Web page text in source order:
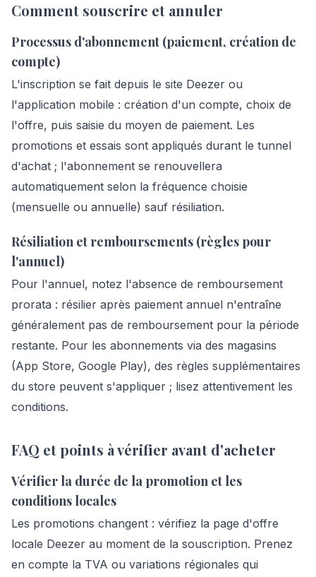
Comment souscrire et annuler
Processus d'abonnement (paiement, création de
compte)
L'inscription se fait depuis le site Deezer ou
l'application mobile : création d'un compte, choix de
l'offre, puis saisie du moyen de paiement. Les
promotions et essais sont appliqués durant le tunnel
d'achat ; l'abonnement se renouvellera
automatiquement selon la fréquence choisie
(mensuelle ou annuelle) sauf résiliation.
Résiliation et remboursements (règles pour
l'annuel)
Pour l'annuel, notez l'absence de remboursement
prorata : résilier après paiement annuel n'entraîne
généralement pas de remboursement pour la période
restante. Pour les abonnements via des magasins
(App Store, Google Play), des règles supplémentaires
du store peuvent s'appliquer ; lisez attentivement les
conditions.
FAQ et points à vérifier avant d'acheter
Vérifier la durée de la promotion et les
conditions locales
Les promotions changent : vérifiez la page d'offre
locale Deezer au moment de la souscription. Prenez
en compte la TVA ou variations régionales qui